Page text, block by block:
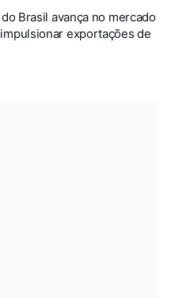
Brasil avança no mercado
exportações de